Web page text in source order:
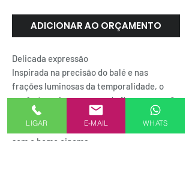
ADICIONAR AO ORÇAMENTO
Delicada expressão
Inspirada na precisão do balé e nas
frações luminosas da temporalidade, o
conforto se insere em cada fio que compõe
o carpete Degas. Com ótimo isolamento
acústico, é perfeito para compor salas de
som e home cinema.
LIGAR E-MAIL WHATS